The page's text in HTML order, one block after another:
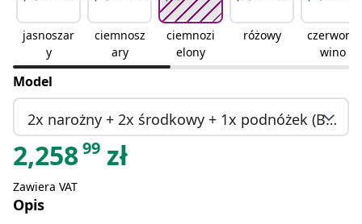
jasnoszar
y
ciemnosz
ary
ciemnozi
elony
różowy
czerwone
wino
Model
2x narożny + 2x środkowy + 1x podnóżek (Brak w magazynie)
2,25899 zł
Zawiera VAT
Opis